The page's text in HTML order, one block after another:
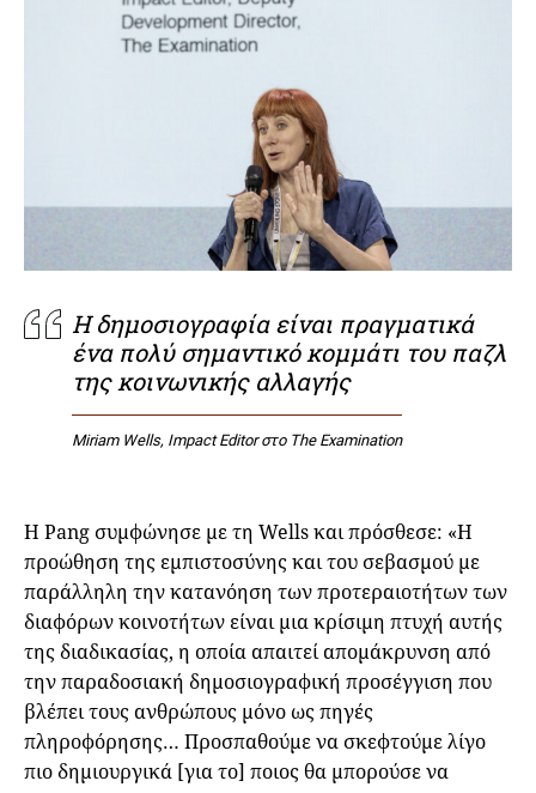
Η δημοσιογραφία είναι πραγματικά
ένα πολύ σημαντικό κομμάτι του παζλ
της κοινωνικής αλλαγής
Miriam Wells, Impact Editor στο The Examination
Η Pang συμφώνησε με τη Wells και πρόσθεσε: «Η
προώθηση της εμπιστοσύνης και του σεβασμού με
παράλληλη την κατανόηση των προτεραιοτήτων των
διαφόρων κοινοτήτων είναι μια κρίσιμη πτυχή αυτής
της διαδικασίας, η οποία απαιτεί απομάκρυνση από
την παραδοσιακή δημοσιογραφική προσέγγιση που
βλέπει τους ανθρώπους μόνο ως πηγές
πληροφόρησης… Προσπαθούμε να σκεφτούμε λίγο
πιο δημιουργικά [για το] ποιος θα μπορούσε να